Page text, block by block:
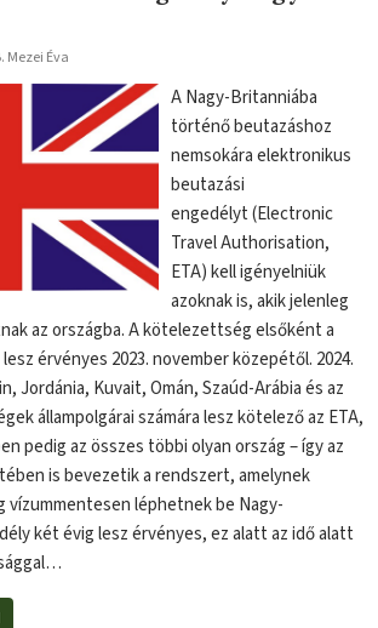
Mezei Éva
A Nagy-Britanniába
történő beutazáshoz
nemsokára elektronikus
beutazási
engedélyt (Electronic
Travel Authorisation,
ETA) kell igényelniük
azoknak is, akik jelenleg
az országba. A kötelezettség elsőként a
érvényes 2023. november közepétől. 2024.
Jordánia, Kuvait, Omán, Szaúd-Arábia és az
állampolgárai számára lesz kötelező az ETA,
pedig az összes többi olyan ország – így az
is bevezetik a rendszert, amelynek
vízummentesen léphetnek be Nagy-
két évig lesz érvényes, ez alatt az idő alatt